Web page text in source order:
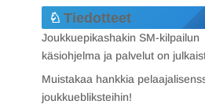
Tiedotteet
Joukkuepikashakin SM-kilpailun
käsiohjelma ja palvelut on
Muistakaa hankkia
joukkuebliksteihin!